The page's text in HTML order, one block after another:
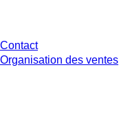
Contact
Organisation des ventes